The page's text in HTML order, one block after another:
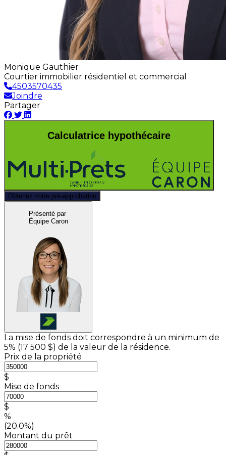
Monique Gauthier
Courtier immobilier résidentiel et commercial
4503570435
Joindre
Partager
Calculatrice hypothécaire
Obtenez votre pré-approbation
Présenté par
Équipe Caron
La mise de fonds doit correspondre à un minimum de
5% (17 500 $) de la valeur de la résidence.
Prix de la propriété
$
Mise de fonds
$
%
(20.0%)
Montant du prêt